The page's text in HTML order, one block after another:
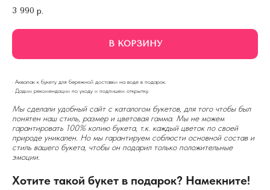
3 990 р.
В КОРЗИНУ
· Аквапак к букету для бережной доставки на воде в подарок.
· Дадим рекомендации по уходу и подпишем открытку.
Мы сделали удобный сайт с каталогом букетов, для того чтобы был
понятен наш стиль, размер и цветовая гамма. Мы не можем
гарантировать 100% копию букета, т.к. каждый цветок по своей
природе уникален. Но мы гарантируем соблюсти основной состав и
стиль вашего букета, чтобы он подарил только положительные
эмоции.
Хотите такой букет в подарок? Намекните!